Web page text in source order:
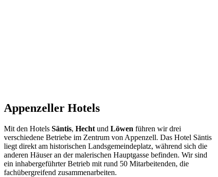
Appenzeller Hotels
Mit den Hotels Säntis, Hecht und Löwen führen wir drei
verschiedene Betriebe im Zentrum von Appenzell. Das Hotel Säntis
liegt direkt am historischen Landsgemeindeplatz, während sich die
anderen Häuser an der malerischen Hauptgasse befinden. Wir sind
ein inhabergeführter Betrieb mit rund 50 Mitarbeitenden, die
fachübergreifend zusammenarbeiten.